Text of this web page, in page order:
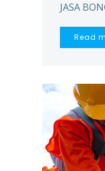
JASA
Read